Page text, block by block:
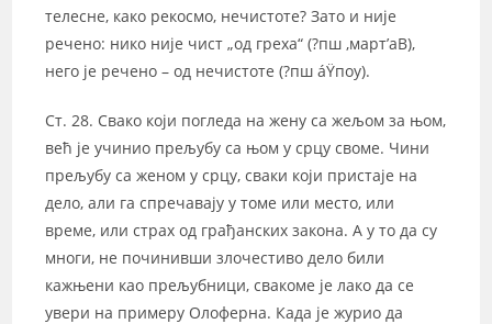
телесне, како рекосмо, нечистоте? Зато и није
речено: нико није чист „од греха“ (?пш ‚март’аВ),
него је речено – од нечистоте (?пш áŸпоу).
Ст. 28. Свако који погледа на жену са жељом за њом,
већ је учинио прељубу са њом у срцу своме. Чини
прељубу са женом у срцу, сваки који пристаје на
дело, али га спречавају у томе или место, или
време, или страх од грађанских закона. А у то да су
многи, не починивши злочестиво дело били
кажњени као прељубници, свакоме је лако да се
увери на примеру Олоферна. Када је журио да